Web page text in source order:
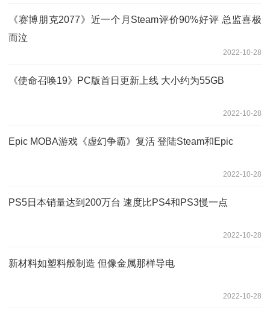
《赛博朋克2077》近一个月Steam评价90%好评 总监喜极
而泣
2022-10-28
《使命召唤19》PC版首日更新上线 大小约为55GB
2022-10-28
Epic MOBA游戏《虚幻争霸》复活 登陆Steam和Epic
2022-10-28
PS5日本销量达到200万台 速度比PS4和PS3慢一点
2022-10-28
新材料如塑料般制造 但像金属那样导电
2022-10-28